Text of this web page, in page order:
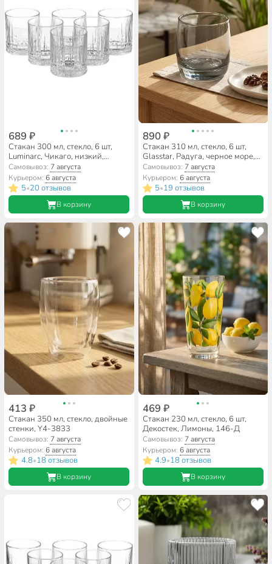
689 ₽
Стакан 300 мл, стекло, 6 шт,
Luminarc, Чикаго, низкий,
O0514
Самовывоз: 7 августа
Курьером:6 августа
5•20 отзывов
В корзину
890 ₽
Стакан 310 мл, стекло, 6 шт,
Glasstar, Радуга, черное море,
RNBS_9370_3
Самовывоз: 7 августа
Курьером: 6 августа
5•19 отзывов
В корзину
413 ₽
Стакан 350 мл, стекло, двойные
стенки, Y4-3833
Самовывоз: 7 августа
Курьером:6 августа
4.8•18 отзывов
В корзину
469 ₽
Стакан 230 мл, стекло, 6 шт,
Декостек, Лимоны, 146-Д
Самовывоз: 7 августа
Курьером: 6 августа
4.9•18 отзывов
В корзину